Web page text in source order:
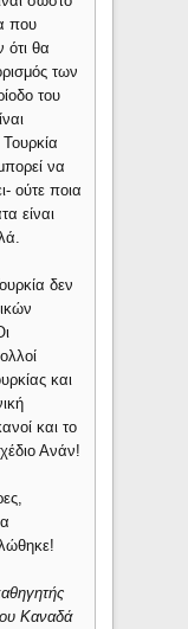
που
ότι θα
των
του
να
ούτε ποια
είναι
δεν
και
και το
Ανάν!
Καναδά